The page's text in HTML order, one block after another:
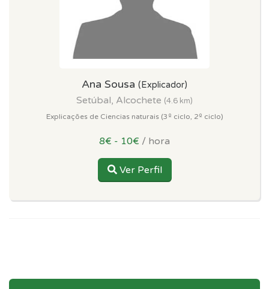
Ana Sousa (Explicador)
Setúbal, Alcochete (4.6 km)
Explicações de Ciencias naturais (3º ciclo, 2º ciclo)
8€ - 10€ / hora
Ver Perfil